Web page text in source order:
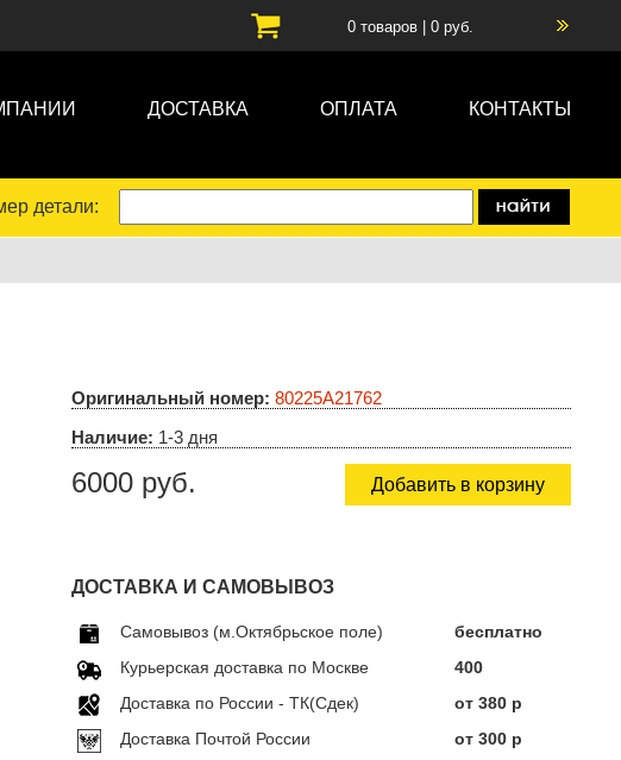
0товаров | 0руб.
ДОСТАВКА ОПЛАТА КОНТАКТЫ
детали:
Оригинальный номер: 80225A21762
Наличие: 1-3 дня
6000 руб. Добавить в корзину
ДОСТАВКА И САМОВЫВОЗ
Самовывоз (м.Октябрьское поле)
бесплатно
Курьерская доставка по Москве
400
Доставка по Росcии - ТК(Сдек)
от 380 р
Доставка Почтой России
от 300 р